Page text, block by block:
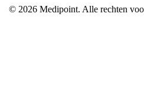
© 2026 Medipoint. Alle rechten